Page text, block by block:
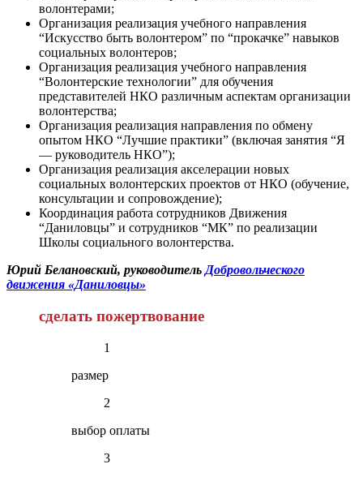
волонтерами;
Организация реализация учебного направления
“Искусство быть волонтером” по “прокачке” навыков
социальных волонтеров;
Организация реализация учебного направления
“Волонтерские технологии” для обучения
представителей НКО различным аспектам организации
волонтерства;
Организация реализация направления по обмену
опытом НКО “Лучшие практики” (включая занятия “Я
— руководитель НКО”);
Организация реализация акселерации новых
социальных волонтерских проектов от НКО (обучение,
консультации и сопровождение);
Координация работа сотрудников Движения
“Даниловцы” и сотрудников “МК” по реализации
Школы социального волонтерства.
Юрий Белановский, руководитель Добровольческого
движения «Даниловцы»
сделать пожертвование
1
размер
2
выбор оплаты
3